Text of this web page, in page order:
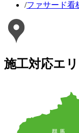
/ファサード看
施工対応エ